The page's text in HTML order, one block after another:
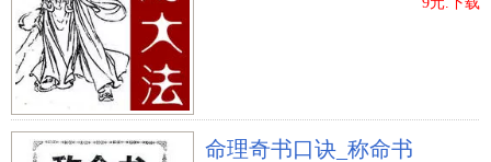
命理奇书口诀_称命书